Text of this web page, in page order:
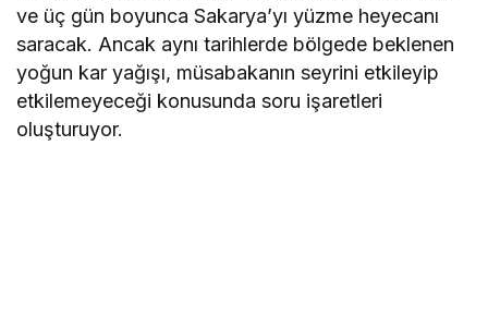
ve üç gün boyunca Sakarya’yı yüzme heyecanı
saracak. Ancak aynı tarihlerde bölgede beklenen
yoğun kar yağışı, müsabakanın seyrini etkileyip
etkilemeyeceği konusunda soru işaretleri
oluşturuyor.